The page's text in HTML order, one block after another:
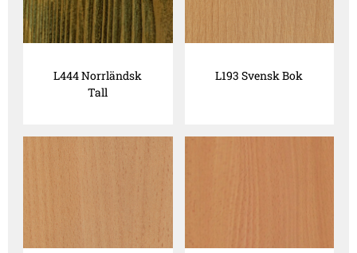
L444 Norrländsk
Tall
L193 Svensk Bok